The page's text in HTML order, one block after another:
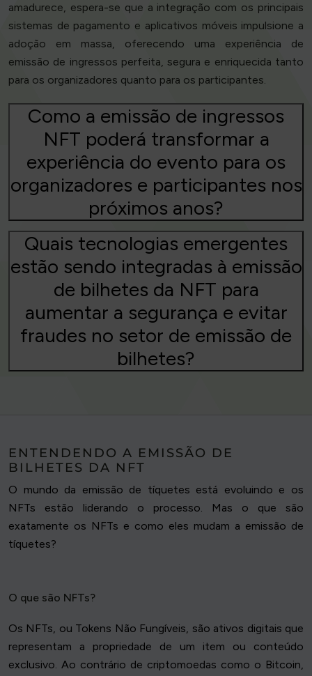
amadurece, espera-se que a integração com os principais
sistemas de pagamento e aplicativos móveis impulsione a
adoção em massa, oferecendo uma experiência de
emissão de ingressos perfeita, segura e enriquecida tanto
para os organizadores quanto para os participantes.
Como a emissão de ingressos
NFT poderá transformar a
experiência do evento para os
organizadores e participantes nos
próximos anos?
Quais tecnologias emergentes
estão sendo integradas à emissão
de bilhetes da NFT para
aumentar a segurança e evitar
fraudes no setor de emissão de
bilhetes?
ENTENDENDO A EMISSÃO DE
BILHETES DA NFT
O mundo da emissão de tíquetes está evoluindo e os
NFTs estão liderando o processo. Mas o que são
exatamente os NFTs e como eles mudam a emissão de
tíquetes?
O que são NFTs?
Os NFTs, ou Tokens Não Fungíveis, são ativos digitais que
representam a propriedade de um item ou conteúdo
exclusivo. Ao contrário de criptomoedas como o Bitcoin,